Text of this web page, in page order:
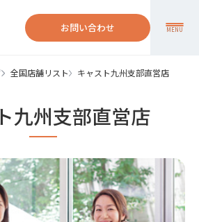
お問い合わせ MENU
全国店舗リスト キャスト九州支部直営店
九州支部直営店